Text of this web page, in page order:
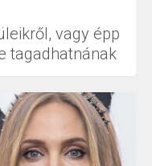
vagy épp
tagadhatnának